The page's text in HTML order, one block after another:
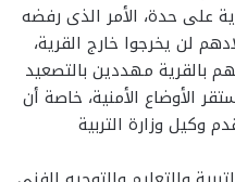
على حدة، الأمر الذى رفضه
لن يخرجوا خارج القرية،
بالقرية مهددين بالتصعيد
الأوضاع الأمنية، خاصة أن
وكيل وزارة التربية